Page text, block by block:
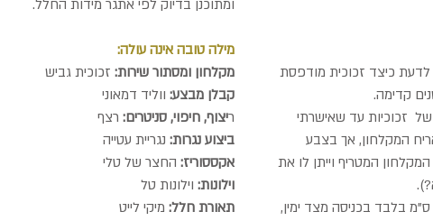
ומתוכנן בדיוק לפי אתגר מידות החלל.
מילה טובה אינה עולה:
מקלחון ומסתור שירות: זכוכית גביש
קבלן מבצע: ווליד דמאוני
ריצוף, חיפוי, סניטרים: רצף
ביצוע נגרות: נגריית עטייה
אקססוריז: החצר של טלי
וילונות: וילונות טל
תאורת חלל: מיקי לייט
כיצד זכוכית מודפסת
קדימה.
זכוכיות עד שאישרתי
המקלחון, אך בצבע
המטריף וייתן לו את
ארון המקלחת היה אתגר בפני עצמו. 35 ס"מ בלבד בכניסה מצד ימין,